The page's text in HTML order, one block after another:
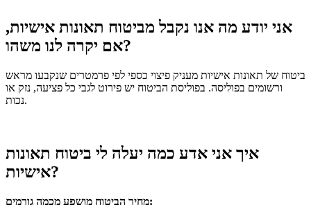
אני יודע מה אנו נקבל מביטוח תאונות אישיות,
אם יקרה לנו משהו?
ביטוח של תאונות אישיות מעניק פיצוי כספי לפי פרמטרים שנקבעו מראש
ורשומים בפוליסה. בפוליסת הביטוח יש פירוט לגבי כל פציעה, נזק או
נכות.
איך אני אדע כמה יעלה לי ביטוח תאונות
אישיות?
מחיר הביטוח מושפע מכמה גורמים: